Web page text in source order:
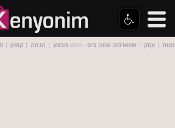
חנות | עסק :: שווארמה שווה ביס - חפש מבצע | הנחה | קופון |